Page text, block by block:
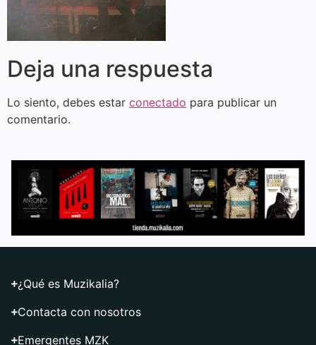
Deja una respuesta
Lo siento, debes estar conectado para publicar un
comentario.
¿Qué es Muzikalia?
Contacta con nosotros
Emergentes MZK